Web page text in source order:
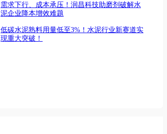
需求下行、成本承压！润昌科技助磨剂破解水
泥企业降本增效难题
低碳水泥熟料用量低至3%！水泥行业新赛道实
现重大突破！